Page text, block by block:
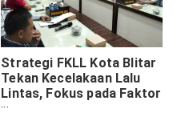
Strategi FKLL Kota Blitar
Tekan Kecelakaan Lalu
Lintas, Fokus pada Faktor
Manusia